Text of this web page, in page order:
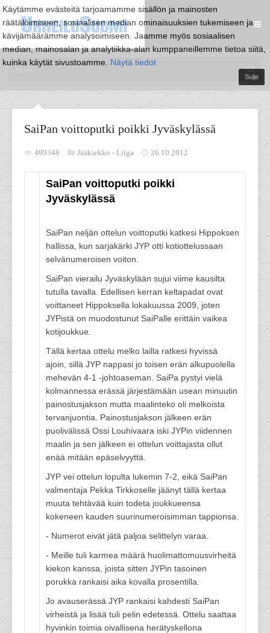
Käytämme evästeitä tarjoamamme sisällön ja mainosten
räätälöimiseen, sosiaalisen median ominaisuuksien tukemiseen ja
kävijämäärämme analysoimiseen. Jaamme myös sosiaalisen
median, mainosalan ja analytiikka-alan kumppaneillemme tietoa siitä,
kuinka käytät sivustoamme. Näytä tiedot
Sulje
SaiPan voittoputki poikki Jyväskylässä
499348 Jääkiekko - Liiga 26.10.2012
SaiPan voittoputki poikki
Jyväskylässä
SaiPan neljän ottelun voittoputki katkesi Hippoksen
hallissa, kun sarjakärki JYP otti kotiottelussaan
selvänumeroisen voiton.
SaiPan vierailu Jyväskylään sujui viime kausilta
tutulla tavalla. Edellisen kerran keltapadat ovat
voittaneet Hippoksella lokakuussa 2009, joten
JYPistä on muodostunut SaiPalle erittäin vaikea
kotijoukkue.
Tällä kertaa ottelu melko lailla ratkesi hyvissä
ajoin, sillä JYP nappasi jo toisen erän alkupuolella
mehevän 4-1 -johtoaseman. SaiPa pystyi vielä
kolmannessa erässä järjestämään usean minuutin
painostusjakson mutta maalinteko oli melkoista
tervanjuontia. Painostusjakson jälkeen erän
puolivälissä Ossi Louhivaara iski JYPin viidennen
maalin ja sen jälkeen ei ottelun voittajasta ollut
enää mitään epäselvyyttä.
JYP vei ottelun lopulta lukemin 7-2, eikä SaiPan
valmentaja Pekka Tirkkoselle jäänyt tällä kertaa
muuta tehtävää kuin todeta joukkueensa
kokeneen kauden suurinumeroisimman tappionsa.
- Numerot eivät jätä paljoa selittelyn varaa.
- Meille tuli karmea määrä huolimattomuusvirheitä
kiekon kanssa, joista sitten JYPin tasoinen
porukka rankaisi aika kovalla prosentilla.
Jo avauserässä JYP rankaisi kahdesti SaiPan
virheistä ja lisää tuli pelin edetessä. Ottelu saattaa
hyvinkin toimia oivallisena herätyskellona